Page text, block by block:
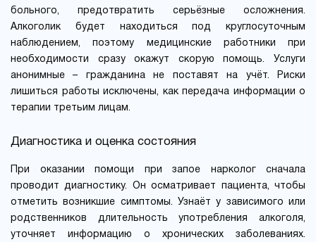
больного, предотвратить серьёзные осложнения.
Алкоголик будет находиться под круглосуточным
наблюдением, поэтому медицинские работники при
необходимости сразу окажут скорую помощь. Услуги
анонимные – гражданина не поставят на учёт. Риски
лишиться работы исключены, как передача информации о
терапии третьим лицам.
Диагностика и оценка состояния
При оказании помощи при запое нарколог сначала
проводит диагностику. Он осматривает пациента, чтобы
отметить возникшие симптомы. Узнаёт у зависимого или
родственников длительность употребления алкоголя,
уточняет информацию о хронических заболеваниях.